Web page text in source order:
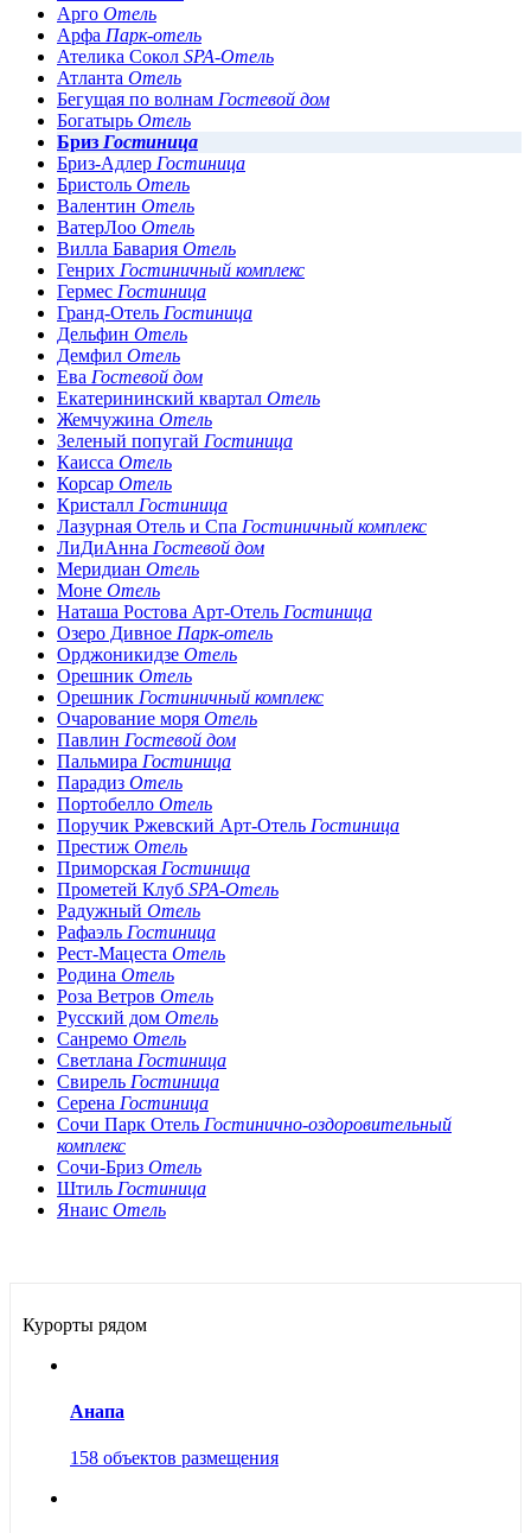
Арго Отель
Арфа Парк-отель
Ателика Сокол SPA-Отель
Атланта Отель
Бегущая по волнам Гостевой дом
Богатырь Отель
Бриз Гостиница
Бриз-Адлер Гостиница
Бристоль Отель
Валентин Отель
ВатерЛоо Отель
Вилла Бавария Отель
Генрих Гостиничный комплекс
Гермес Гостиница
Гранд-Отель Гостиница
Дельфин Отель
Демфил Отель
Ева Гостевой дом
Екатерининский квартал Отель
Жемчужина Отель
Зеленый попугай Гостиница
Каисса Отель
Корсар Отель
Кристалл Гостиница
Лазурная Отель и Спа Гостиничный комплекс
ЛиДиАнна Гостевой дом
Меридиан Отель
Моне Отель
Наташа Ростова Арт-Отель Гостиница
Озеро Дивное Парк-отель
Орджоникидзе Отель
Орешник Отель
Орешник Гостиничный комплекс
Очарование моря Отель
Павлин Гостевой дом
Пальмира Гостиница
Парадиз Отель
Портобелло Отель
Поручик Ржевский Арт-Отель Гостиница
Престиж Отель
Приморская Гостиница
Прометей Клуб SPA-Отель
Радужный Отель
Рафаэль Гостиница
Рест-Мацеста Отель
Родина Отель
Роза Ветров Отель
Русский дом Отель
Санремо Отель
Светлана Гостиница
Свирель Гостиница
Серена Гостиница
Сочи Парк Отель Гостинично-оздоровительный
комплекс
Сочи-Бриз Отель
Штиль Гостиница
Янаис Отель
Курорты рядом
Анапа
158 объектов размещения